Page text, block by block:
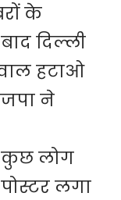
के
दिल्ली
हटाओ
ने
कुछ लोग
लगा